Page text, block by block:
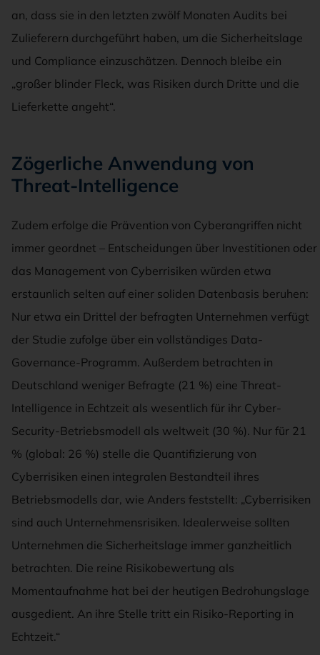
an, dass sie in den letzten zwölf Monaten Audits bei
Zulieferern durchgeführt haben, um die Sicherheitslage
und Compliance einzuschätzen. Dennoch bleibe ein
„großer blinder Fleck, was Risiken durch Dritte und die
Lieferkette angeht“.
Zögerliche Anwendung von
Threat-Intelligence
Zudem erfolge die Prävention von Cyberangriffen nicht
immer geordnet – Entscheidungen über Investitionen oder
das Management von Cyberrisiken würden etwa
erstaunlich selten auf einer soliden Datenbasis beruhen:
Nur etwa ein Drittel der befragten Unternehmen verfügt
der Studie zufolge über ein vollständiges Data-
Governance-Programm. Außerdem betrachten in
Deutschland weniger Befragte (21 %) eine Threat-
Intelligence in Echtzeit als wesentlich für ihr Cyber-
Security-Betriebsmodell als weltweit (30 %). Nur für 21
% (global: 26 %) stelle die Quantifizierung von
Cyberrisiken einen integralen Bestandteil ihres
Betriebsmodells dar, wie Anders feststellt: „Cyberrisiken
sind auch Unternehmensrisiken. Idealerweise sollten
Unternehmen die Sicherheitslage immer ganzheitlich
betrachten. Die reine Risikobewertung als
Momentaufnahme hat bei der heutigen Bedrohungslage
ausgedient. An ihre Stelle tritt ein Risiko-Reporting in
Echtzeit.“